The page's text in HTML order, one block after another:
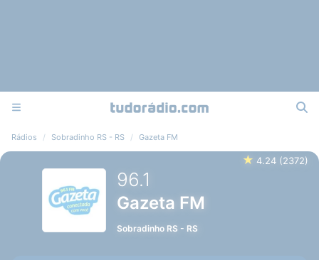
Rádios Sobradinho RS - RS Gazeta FM
★ 4.24 (2372)
96.1
Gazeta FM
Sobradinho RS - RS